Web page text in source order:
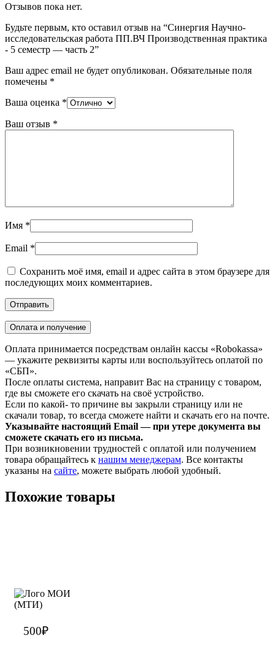
Отзывов пока нет.
Будьте первым, кто оставил отзыв на “Синергия Научно-
исследовательская работа ПП.ВЧ Производственная практика
- 5 семестр — часть 2”
Ваш адрес email не будет опубликован. Обязательные поля
помечены *
Ваша оценка *
Ваш отзыв *
Имя *
Email *
Сохранить моё имя, email и адрес сайта в этом браузере для
последующих моих комментариев.
Оплата и получение
Оплата принимается посредствам онлайн кассы «Robokassa»
— укажите реквизиты карты или воспользуйтесь оплатой по
«СБП».
После оплаты система, направит Вас на страницу с товаром,
где вы сможете его скачать на своё устройство.
Если по какой- то причине вы закрыли страницу или не
скачали товар, то всегда сможете найти и скачать его на почте.
Указывайте настоящий Email — при утере документа вы
сможете скачать его из письма.
При возникновении трудностей с оплатой или получением
товара обращайтесь к нашим менеджерам. Все контакты
указаны на сайте, можете выбрать любой удобный.
Похожие товары
500₽